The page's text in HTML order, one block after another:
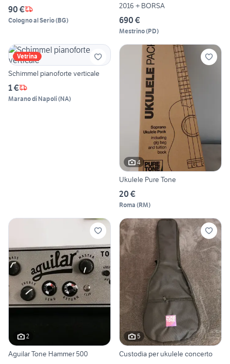
90 €
Cologno al Serio(BG)
2016 + BORSA
690 €
Mestrino(PD)
Vetrina
Schimmel pianoforte verticale
1 €
Marano di Napoli(NA)
4
Ukulele Pure Tone
20 €
Roma (RM)
2
Aguilar Tone Hammer 500
5
Custodia per ukulele concerto